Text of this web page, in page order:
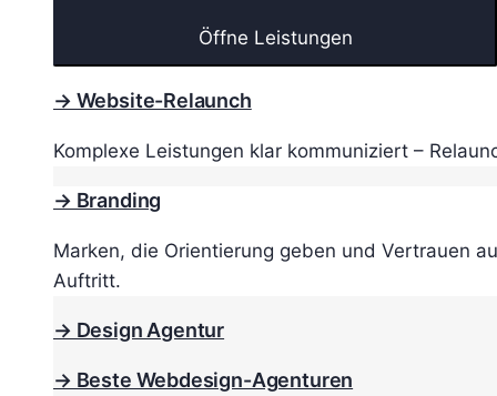
Öffne Leistungen
→ Website-Relaunch
Komplexe Leistungen klar kommuniziert –
→ Branding
Marken, die Orientierung geben und Vertrauen
Auftritt.
→ Design Agentur
→ Beste Webdesign-Agenturen